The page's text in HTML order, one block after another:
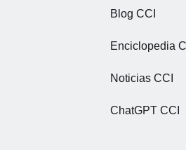
Blog CCI
Enciclopedia
Noticias CCI
ChatGPT CCI